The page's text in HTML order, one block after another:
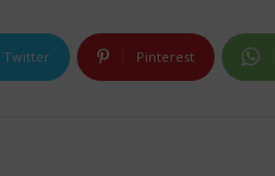
Twitter Pinterest